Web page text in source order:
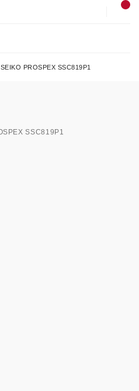
SEIKO PROSPEX SSC819P1